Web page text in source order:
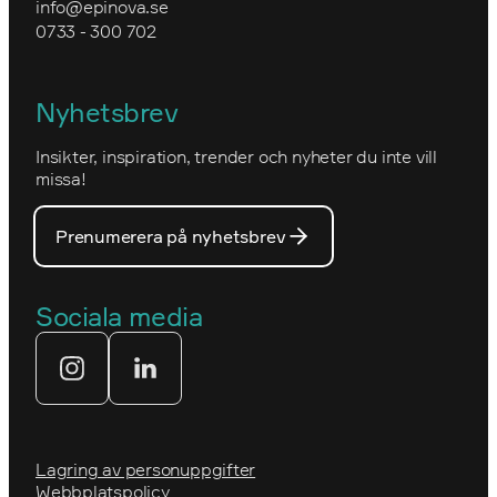
IVA
Norwegian
Optimizelys webb
Prins Daniels Fellowship
Tekniksprånget
Hur vi arbetar
Nova Consulting Group
Utmärkelser
Våra medarbetare
Våra partners
info@epinova.se
0733 - 300 702
Nyhetsbrev
Insikter, inspiration, trender och nyheter du inte vill
missa!
Prenumerera på nyhetsbrev
Sociala media
Lagring av personuppgifter
Webbplatspolicy